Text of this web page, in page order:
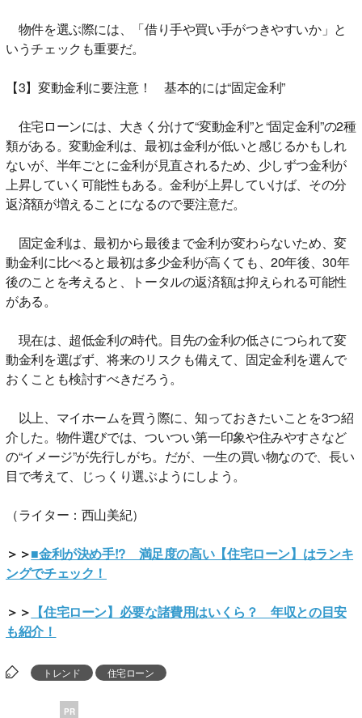
物件を選ぶ際には、「借り手や買い手がつきやすいか」と
いうチェックも重要だ。
【3】変動金利に要注意！ 基本的には“固定金利”
住宅ローンには、大きく分けて“変動金利”と“固定金利”の2種
類がある。変動金利は、最初は金利が低いと感じるかもしれ
ないが、半年ごとに金利が見直されるため、少しずつ金利が
上昇していく可能性もある。金利が上昇していけば、その分
返済額が増えることになるので要注意だ。
固定金利は、最初から最後まで金利が変わらないため、変
動金利に比べると最初は多少金利が高くても、20年後、30年
後のことを考えると、トータルの返済額は抑えられる可能性
がある。
現在は、超低金利の時代。目先の金利の低さにつられて変
動金利を選ばず、将来のリスクも備えて、固定金利を選んで
おくことも検討すべきだろう。
以上、マイホームを買う際に、知っておきたいことを3つ紹
介した。物件選びでは、ついつい第一印象や住みやすさなど
の“イメージ”が先行しがち。だが、一生の買い物なので、長い
目で考えて、じっくり選ぶようにしよう。
（ライター：西山美紀）
＞＞■金利が決め手!? 満足度の高い【住宅ローン】はランキ
ングでチェック！
＞＞ 【住宅ローン】必要な諸費用はいくら？ 年収との目安
も紹介！
トレンド 住宅ローン
PR